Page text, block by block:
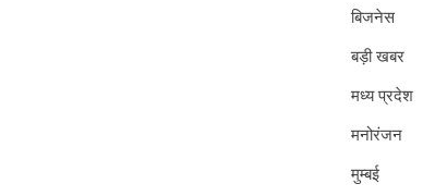
बिजनेस
बड़ी खबर
मध्य प्रदेश
मनोरंजन
मुम्बई